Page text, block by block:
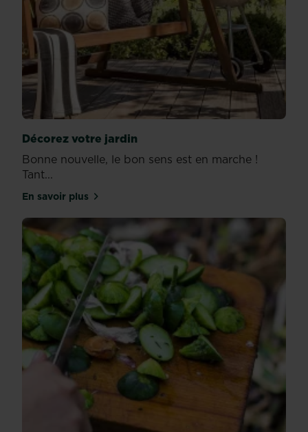
Décorez votre jardin
Bonne nouvelle, le bon sens est en marche !
Tant...
En savoir plussur Décorez votre jardin